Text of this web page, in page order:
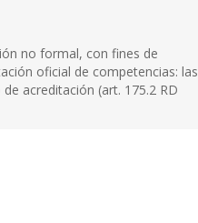
no formal, con fines de
oficial de competencias: las
acreditación (art. 175.2 RD